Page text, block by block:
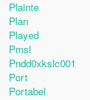
Plainte
Plan
Played
Pmsl
Pndd0xkslc001
Port
Portabel